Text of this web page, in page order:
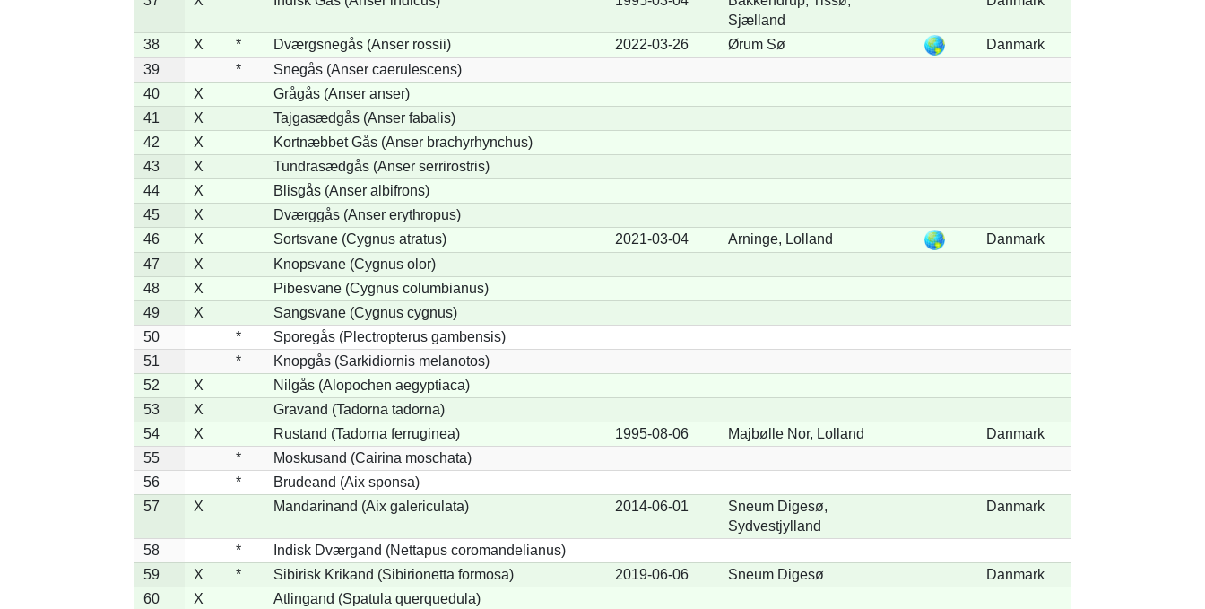
Sjælland
38 X * Dværgsnegås (Anser rossii) 2022-03-26 Ørum Sø
Danmark
39
*
Snegås (Anser caerulescens)
40
X
Grågås (Anser anser)
41
X
Tajgasædgås (Anser fabalis)
42
X
Kortnæbbet Gås (Anser brachyrhynchus)
43
X
Tundrasædgås (Anser serrirostris)
44
X
Blisgås (Anser albifrons)
45
X
Dværggås (Anser erythropus)
46
X Sortsvane (Cygnus atratus) 2021-03-04 Arninge, Lolland
Danmark
47
X
Knopsvane (Cygnus olor)
48
X
Pibesvane (Cygnus columbianus)
49
X
Sangsvane (Cygnus cygnus)
50
*
Sporegås (Plectropterus gambensis)
51
*
Knopgås (Sarkidiornis melanotos)
52
X
Nilgås (Alopochen aegyptiaca)
53
X
Gravand (Tadorna tadorna)
54
X Rustand (Tadorna ferruginea) 1995-08-06 Majbølle Nor, Lolland
Danmark
55
*
Moskusand (Cairina moschata)
56
*
Brudeand (Aix sponsa)
57
X Mandarinand (Aix galericulata) 2014-06-01
Sneum Digesø,
Sydvestjylland
Danmark
58 *
Indisk Dværgand (Nettapus coromandelianus)
59
X * Sibirisk Krikand (Sibirionetta formosa) 2019-06-06 Sneum Digesø
Danmark
60
X
Atlingand (Spatula querquedula)